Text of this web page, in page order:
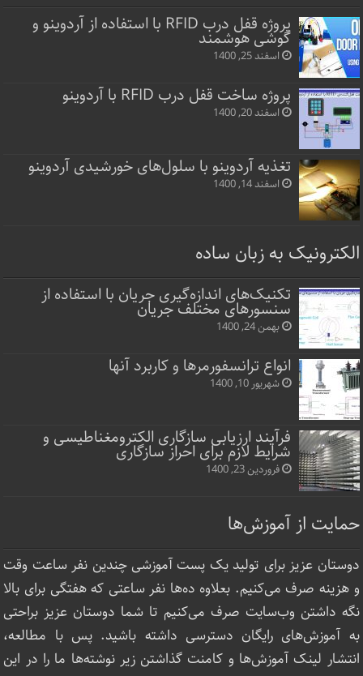
پروژه قفل‌ درب RFID با استفاده از آردوینو و
گوشی هوشمند
اسفند 25, 1400
پروژه ساخت قفل‌ درب RFID با آردوینو
اسفند 20, 1400
تغذیه آردوینو با سلول‌های خورشیدی آردوینو
اسفند 14, 1400
الکترونیک به زبان ساده
تکنیک‌های اندازه‌گیری جریان با استفاده از
سنسورهای مختلف جریان
بهمن 24, 1400
انواع ترانسفورمرها و کاربرد آنها
شهریور 10, 1400
فرآیند ارزیابی سازگاری الکترومغناطیسی و
شرایط لازم برای احراز سازگاری
فروردین 23, 1400
حمایت از آموزش‌ها
دوستان عزیز برای تولید یک پست آموزشی چندین نفر ساعت‌ وقت
و هزینه صرف می‌کنیم. بعلاوه ده‌ها نفر ساعتی که هفتگی برای بالا
نگه داشتن وب‌سایت صرف ‌می‌کنیم تا شما دوستان عزیز براحتی
به آموزش‌های رایگان دسترسی داشته باشید. پس با مطالعه،
انتشار لینک‌ آموزش‌ها و کامنت گذاشتن زیر نوشته‌‌ها ما را در این